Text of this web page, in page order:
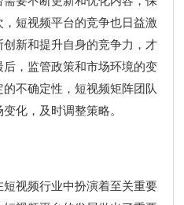
短视频平台的竞争也日益激
新和提升自身的竞争力，才
，监管政策和市场环境的变
不确定性，短视频矩阵团队
化，及时调整策略。
视频行业中扮演着至关重要